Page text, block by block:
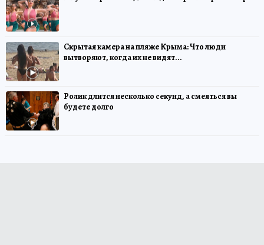
Скрытая камера на пляже Крыма: Что люди
вытворяют, когда их не видят...
Ролик длится несколько секунд, а смеяться вы
будете долго